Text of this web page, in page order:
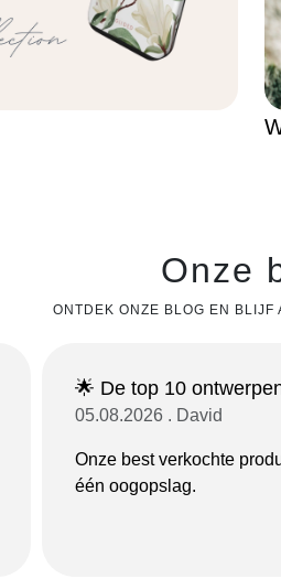
Onze
ONTDEK ONZE BLOG EN BLIJF
🌟 De top 10
05.08.2026 . David
Onze best verkochte
één oogopslag.